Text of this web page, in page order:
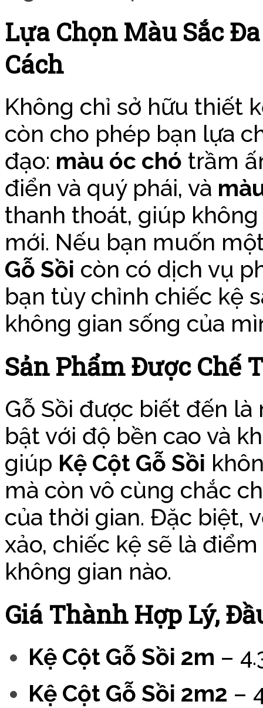
Lựa Chọn Màu Sắc
Cách
Không chỉ sở hữu thiết
còn cho phép bạn lựa
đạo: màu óc chó trầm
điển và quý phái, và
thanh thoát, giúp
mới. Nếu bạn muốn
Gỗ Sồi còn có dịch vụ
bạn tùy chỉnh chiếc kệ
không gian sống của
Sản Phẩm Được Chế
Gỗ Sồi được biết đến
bật với độ bền cao và
giúp Kệ Cột Gỗ Sồi
mà còn vô cùng chắc
của thời gian. Đặc biệt,
xảo, chiếc kệ sẽ là
không gian nào.
Giá Thành Hợp Lý,
Kệ Cột Gỗ Sồi 2m –
Kệ Cột Gỗ Sồi 2m2 –